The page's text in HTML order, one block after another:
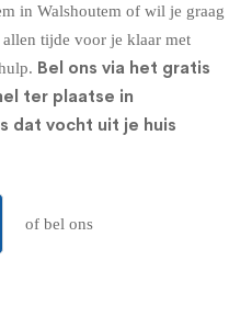
in Walshoutem of wil je graag
allen tijde voor je klaar met
Bel ons via het gratis
ter plaatse in
dat vocht uit je huis
of bel ons